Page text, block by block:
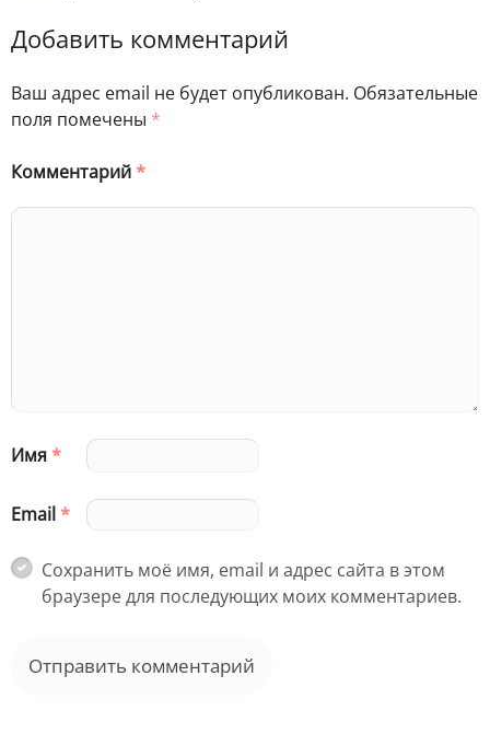
Добавить комментарий
Ваш адрес email не будет опубликован. Обязательные
поля помечены *
Комментарий*
Имя*
Email*
Сохранить моё имя, email и адрес сайта в этом
браузере для последующих моих комментариев.